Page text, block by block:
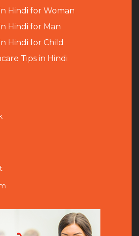
Hindi for Woman
Hindi for Man
Hindi for Child
Tips in Hindi